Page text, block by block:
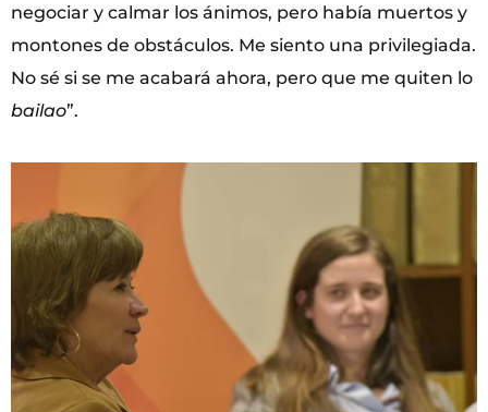
negociar y calmar los ánimos, pero había muertos y
montones de obstáculos. Me siento una privilegiada.
No sé si se me acabará ahora, pero que me quiten lo
bailao”.